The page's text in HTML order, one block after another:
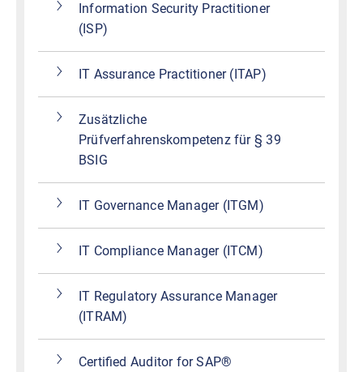
Information Security Practitioner
(ISP)
IT Assurance Practitioner (ITAP)
Zusätzliche
Prüfverfahrenskompetenz für § 39
BSIG
IT Governance Manager (ITGM)
IT Compliance Manager (ITCM)
IT Regulatory Assurance Manager
(ITRAM)
Certified Auditor for SAP®